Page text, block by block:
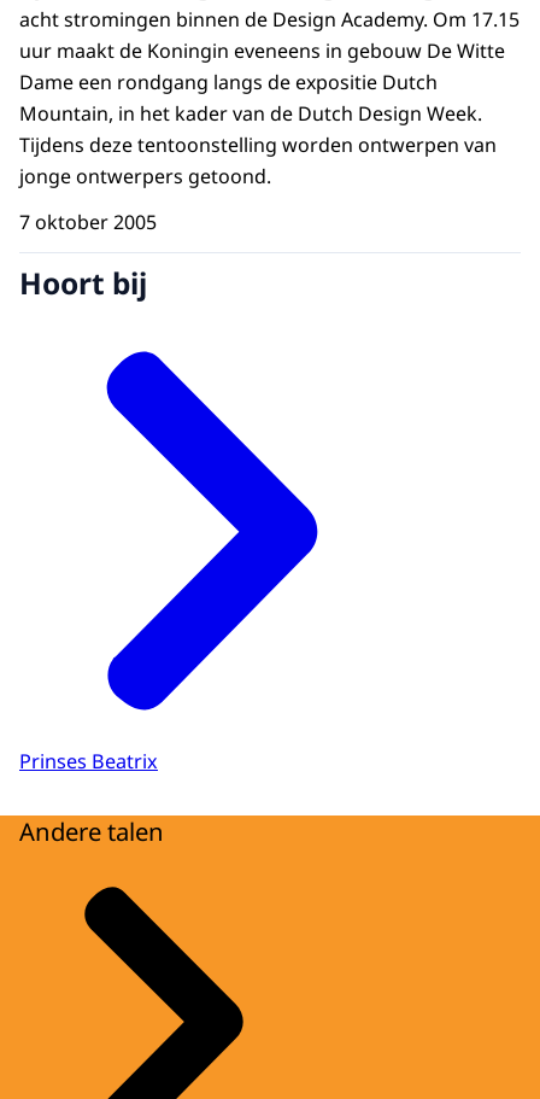
acht stromingen binnen de Design Academy. Om 17.15
uur maakt de Koningin eveneens in gebouw De Witte
Dame een rondgang langs de expositie Dutch
Mountain, in het kader van de Dutch Design Week.
Tijdens deze tentoonstelling worden ontwerpen van
jonge ontwerpers getoond.
7 oktober 2005
Hoort bij
Prinses Beatrix
Andere talen